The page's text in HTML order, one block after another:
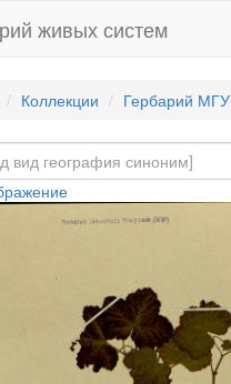
живых систем
Коллекции Гербарий МГУ